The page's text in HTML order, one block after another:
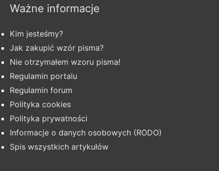
Ważne informacje
Kim jesteśmy?
Jak zakupić wzór pisma?
Nie otrzymałem wzoru pisma!
Regulamin portalu
Regulamin forum
Polityka cookies
Polityka prywatności
Informacje o danych osobowych (RODO)
Spis wszystkich artykułów